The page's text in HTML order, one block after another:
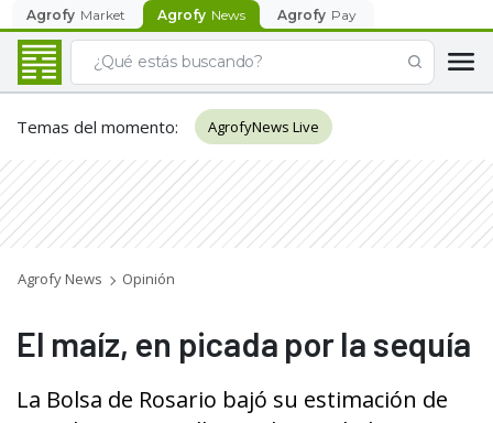
Agrofy Market Agrofy News Agrofy Pay
Temas del momento: AgrofyNews Live
Agrofy News Opinión
El maíz, en picada por la sequía
La Bolsa de Rosario bajó su estimación de